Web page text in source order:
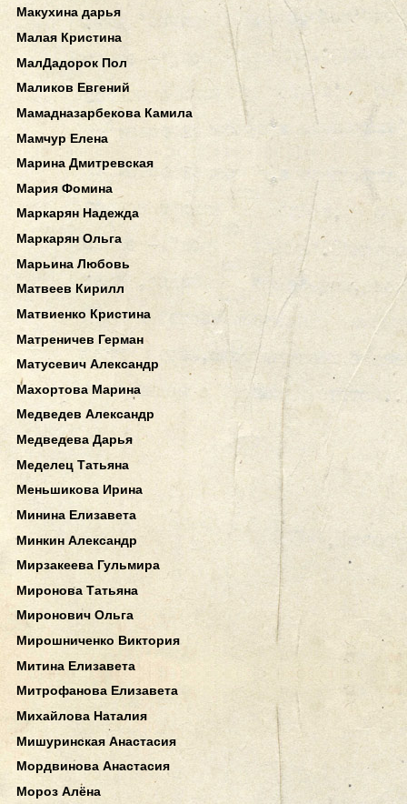
Макухина дарья
Малая Кристина
МалДадорок Пол
Маликов Евгений
Мамадназарбекова Камила
Мамчур Елена
Марина Дмитревская
Мария Фомина
Маркарян Надежда
Маркарян Ольга
Марьина Любовь
Матвеев Кирилл
Матвиенко Кристина
Матреничев Герман
Матусевич Александр
Махортова Марина
Медведев Александр
Медведева Дарья
Меделец Татьяна
Меньшикова Ирина
Минина Елизавета
Минкин Александр
Мирзакеева Гульмира
Миронова Татьяна
Миронович Ольга
Мирошниченко Виктория
Митина Елизавета
Митрофанова Елизавета
Михайлова Наталия
Мишуринская Анастасия
Мордвинова Анастасия
Мороз Алёна